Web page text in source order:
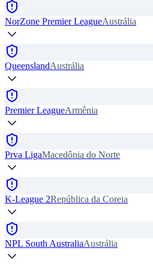
NorZone Premier LeagueAustrália
QueenslandAustrália
Premier LeagueArmênia
Prva LigaMacedônia do Norte
K-League 2República da Coreia
NPL South AustraliaAustrália